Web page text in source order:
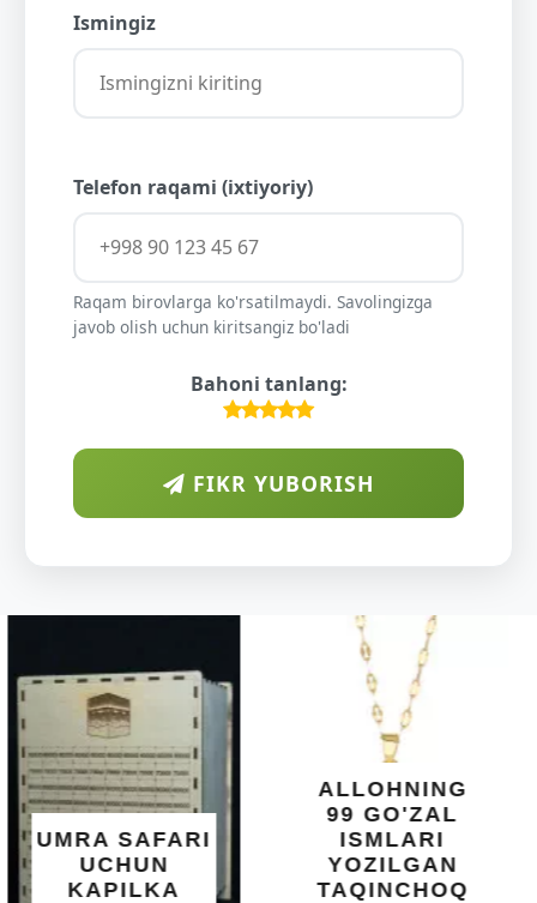
Ismingiz
Telefon raqami (ixtiyoriy)
Raqam birovlarga ko'rsatilmaydi. Savolingizga
javob olish uchun kiritsangiz bo'ladi
Bahoni tanlang:
FIKR YUBORISH
ALLOHNING
99 GO'ZAL
ISMLARI
YOZILGAN
TAQINCHOQ
DIYORIDA
O'SUVCHI
KUNDUR
DARAXTINING
SHIFOBAXSH
YELIMI: AQL,
XOTIRA VA
UMUMIY
SALOMATLIK
UCHUN
BEBAHO
NE'MAT